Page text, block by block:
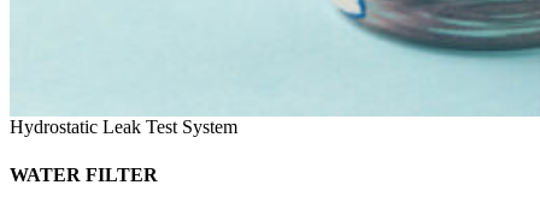
Hydrostatic Leak Test System
WATER FILTER